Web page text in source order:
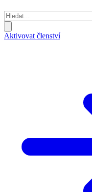
Aktivovat členství